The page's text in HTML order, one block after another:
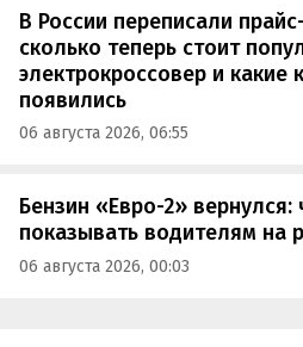
В России переписали
сколько теперь стоит
электрокроссовер и какие
появились
06 августа 2026, 06:55
Бензин «Евро-2» вернулся:
показывать водителям на
06 августа 2026, 00:03